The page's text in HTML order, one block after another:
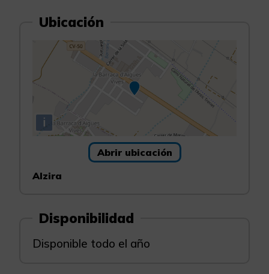
Ubicación
i
Abrir ubicación
Alzira
Disponibilidad
Disponible todo el año